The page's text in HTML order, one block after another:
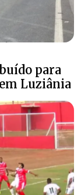
para
Luziânia